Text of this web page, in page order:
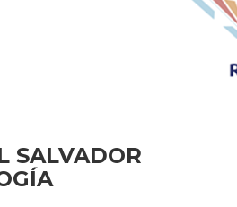
SALVADOR